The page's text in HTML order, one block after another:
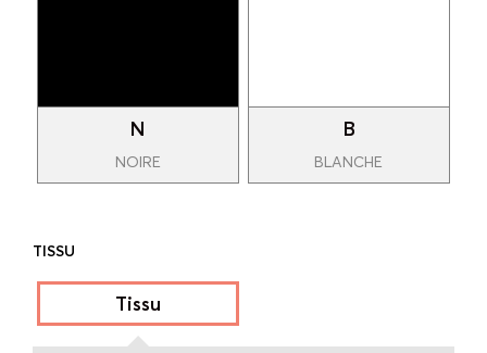
N
NOIRE
B
BLANCHE
TISSU
Tissu